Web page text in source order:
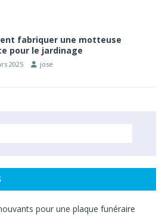
fabriquer une motteuse
pour le jardinage
2025 jose
pour une plaque funéraire